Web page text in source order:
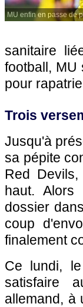
MU enfin en passe de
sanitaire
football, MU
pour
Trois
Jusqu'à
sa pépite
Red
haut. Alors
dossier
coup
finalement
Ce lundi,
satisfaire
allemand, à